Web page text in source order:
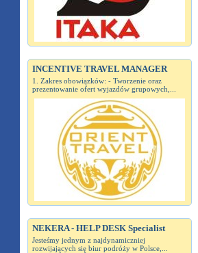
INCENTIVE TRAVEL MANAGER
1. Zakres obowiązków: - Tworzenie oraz
prezentowanie ofert wyjazdów grupowych,...
NEKERA - HELP DESK Specialist
Jesteśmy jednym z najdynamiczniej
rozwijających się biur podróży w Polsce,...